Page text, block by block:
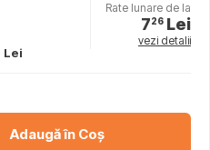
Lei
Rate lunare de la
726Lei
vezi detalii
Adaugă în Coș